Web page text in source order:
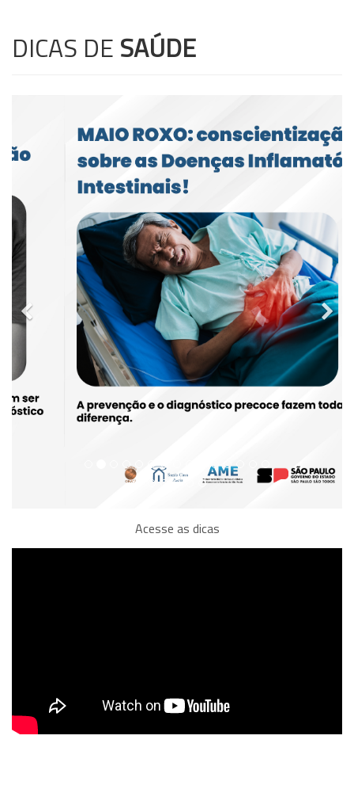
DICAS DE SAÚDE
Acesse as dicas